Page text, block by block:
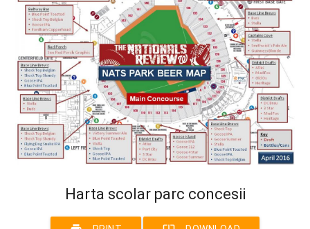
Harta scolar parc concesii